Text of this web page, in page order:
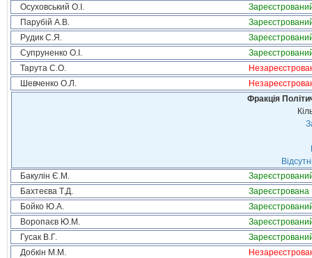
Осуховський О.І.
Парубій А.В.
Рудик С.Я.
Супруненко О.І.
Тарута С.О.
Шевченко О.Л.
Фракція
Бакулін Є.М.
Бахтеєва Т.Д.
Зареєстрована
Бойко Ю.А.
Воропаєв Ю.М.
Гусак В.Г.
Добкін М.М.